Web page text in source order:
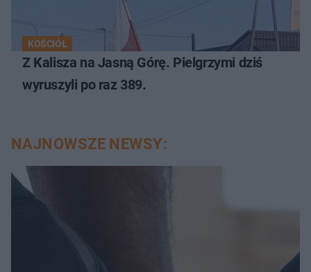
KOŚCIÓŁ
Z Kalisza na Jasną Górę. Pielgrzymi dziś
wyruszyli po raz 389.
NAJNOWSZE NEWSY: